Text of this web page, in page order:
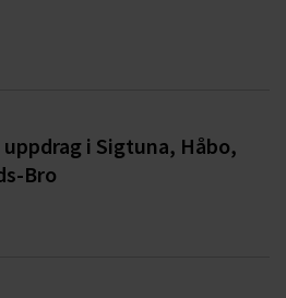
i Sigtuna, Håbo,
Bro